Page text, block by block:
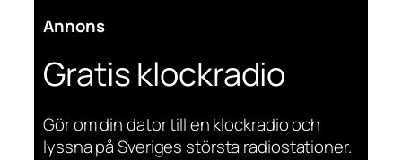
Annons
Gratis klockradio
Gör om din dator till en klockradio och
lyssna på Sveriges största radiostationer.